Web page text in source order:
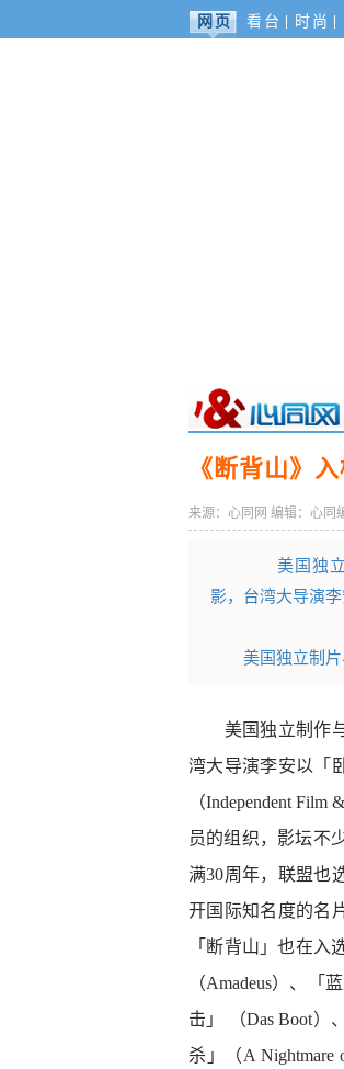
网页 看台 时尚
《断背山》
来源：心同网 编辑：心同
美国独立
影，台湾大导演
美国独立制片
美国独立制作与
湾大导演李安以
（Independent
员的组织，影坛不
满30周年，联盟也
开国际知名度的名
「断背山」也在
（Amadeus）、「
击」 （Das Boot）
杀」（A Nightmare